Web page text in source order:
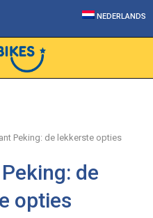
NEDERLANDS
Peking: de lekkerste opties
de
opties